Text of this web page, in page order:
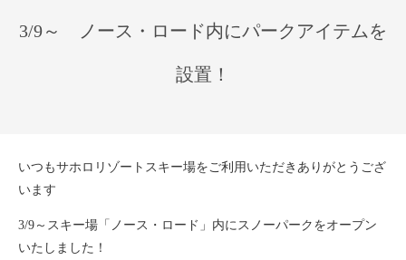
3/9～ ノース・ロード内にパークアイテムを
設置！
いつもサホロリゾートスキー場をご利用いただきありがとうござ
います
3/9～スキー場「ノース・ロード」内にスノーパークをオープン
いたしました！